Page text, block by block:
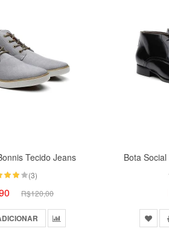
Tecido Jeans
(3)
R$120,00